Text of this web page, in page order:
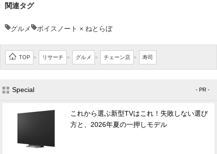
関連タグ
グルメ ボイスノート × ねとらぼ
TOP > リサーチ > グルメ > チェーン店 > 寿司
Special - PR -
これから選ぶ新型TVはこれ！失敗しない選び
方と、2026年夏の一押しモデル